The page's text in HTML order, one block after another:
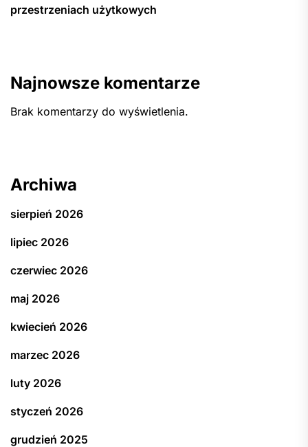
przestrzeniach użytkowych
Najnowsze komentarze
Brak komentarzy do wyświetlenia.
Archiwa
sierpień 2026
lipiec 2026
czerwiec 2026
maj 2026
kwiecień 2026
marzec 2026
luty 2026
styczeń 2026
grudzień 2025